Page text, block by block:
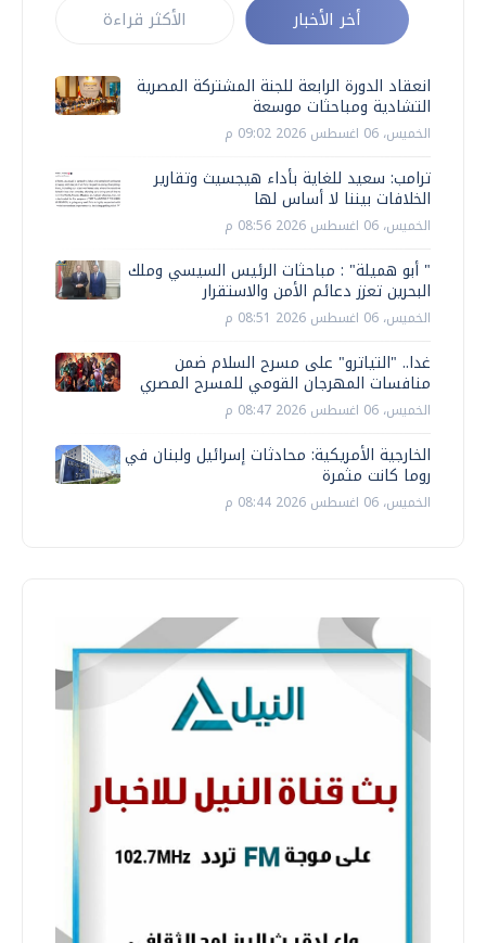
أخر الأخبار الأكثر قراءة
انعقاد الدورة الرابعة للجنة المشتركة المصرية
التشادية ومباحثات موسعة
الخميس، 06 اغسطس 2026 09:02 م
ترامب: سعيد للغاية بأداء هيجسيث وتقارير
الخلافات بيننا لا أساس لها
الخميس، 06 اغسطس 2026 08:56 م
" أبو هميلة" : مباحثات الرئيس السيسي وملك
البحرين تعزز دعائم الأمن والاستقرار
الخميس، 06 اغسطس 2026 08:51 م
غدا.. "التياترو" على مسرح السلام ضمن
منافسات المهرجان القومي للمسرح المصري
الخميس، 06 اغسطس 2026 08:47 م
الخارجية الأمريكية: محادثات إسرائيل ولبنان في
روما كانت مثمرة
الخميس، 06 اغسطس 2026 08:44 م